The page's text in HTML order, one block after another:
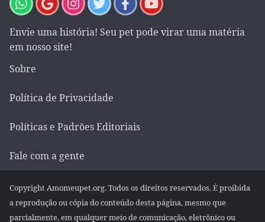
Envie uma história! Seu pet pode virar uma matéria
em nosso site!
Sobre
Política de Privacidade
Políticas e Padrões Editoriais
Fale com a gente
Copyright Amomeupet.org. Todos os direitos reservados. É proibida
a reprodução ou cópia do conteúdo desta página, mesmo que
parcialmente, em qualquer meio de comunicação, eletrônico ou